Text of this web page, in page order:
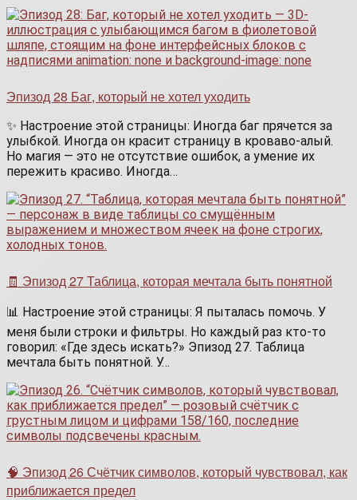
Эпизод 28 Баг, который не хотел уходить
✨ Настроение этой страницы: Иногда баг прячется за
улыбкой. Иногда он красит страницу в кроваво-алый.
Но магия — это не отсутствие ошибок, а умение их
пережить красиво. Иногда…
🧾 Эпизод 27 Таблица, которая мечтала быть понятной
📊 Настроение этой страницы: Я пыталась помочь. У
меня были строки и фильтры. Но каждый раз кто-то
говорил: «Где здесь искать?» Эпизод 27. Таблица
мечтала быть понятной. У…
🧠 Эпизод 26 Счётчик символов, который чувствовал, как
приближается предел